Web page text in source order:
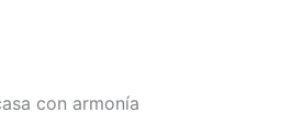
con armonía